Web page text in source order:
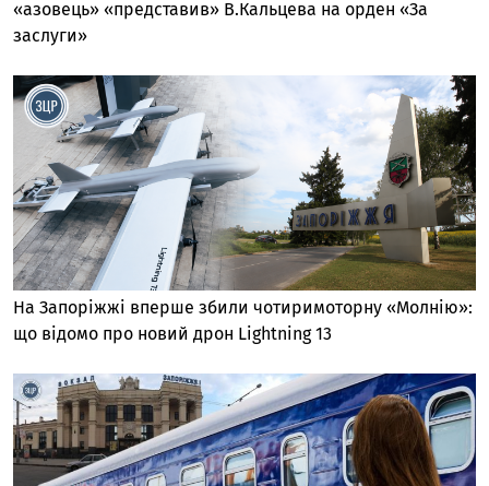
«азовець» «представив» В.Кальцева на орден «За
заслуги»
На Запоріжжі вперше збили чотиримоторну «Молнію»:
що відомо про новий дрон Lightning 13